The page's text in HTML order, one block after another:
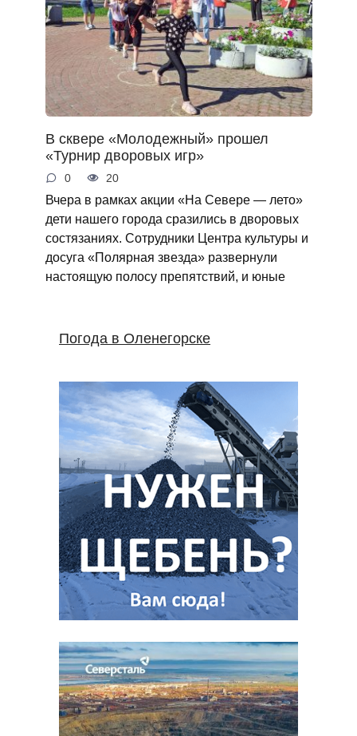
В сквере «Молодежный» прошел
«Турнир дворовых игр»
0 20
Вчера в рамках акции «На Севере — лето»
дети нашего города сразились в дворовых
состязаниях. Сотрудники Центра культуры и
досуга «Полярная звезда» развернули
настоящую полосу препятствий, и юные
Погода в Оленегорске